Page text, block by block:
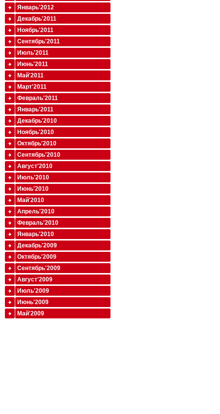
Январь'2012
Декабрь'2011
Ноябрь'2011
Сентябрь'2011
Июль'2011
Июнь'2011
Май'2011
Март'2011
Февраль'2011
Январь'2011
Декабрь'2010
Ноябрь'2010
Октябрь'2010
Сентябрь'2010
Август'2010
Июль'2010
Июнь'2010
Май'2010
Апрель'2010
Февраль'2010
Январь'2010
Декабрь'2009
Октябрь'2009
Сентябрь'2009
Август'2009
Июль'2009
Июнь'2009
Май'2009